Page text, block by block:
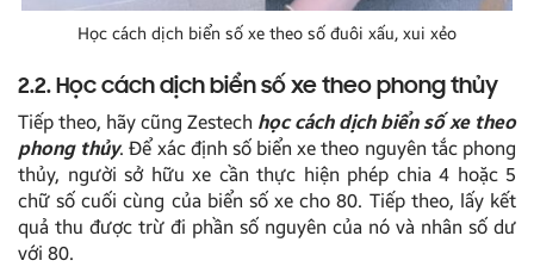
Học cách dịch biển số xe theo số đuôi xấu, xui xẻo
2.2. Học cách dịch biển số xe theo phong thủy
Tiếp theo, hãy cũng Zestech học cách dịch biển số xe theo
phong thủy. Để xác định số biển xe theo nguyên tắc phong
thủy, người sở hữu xe cần thực hiện phép chia 4 hoặc 5
chữ số cuối cùng của biển số xe cho 80. Tiếp theo, lấy kết
quả thu được trừ đi phần số nguyên của nó và nhân số dư
với 80.